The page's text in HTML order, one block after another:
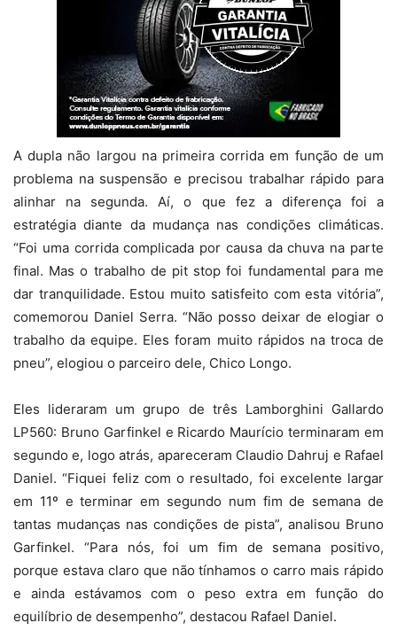
A dupla não largou na primeira corrida em função de um
problema na suspensão e precisou trabalhar rápido para
alinhar na segunda. Aí, o que fez a diferença foi a
estratégia diante da mudança nas condições climáticas.
“Foi uma corrida complicada por causa da chuva na parte
final. Mas o trabalho de pit stop foi fundamental para me
dar tranquilidade. Estou muito satisfeito com esta vitória”,
comemorou Daniel Serra. “Não posso deixar de elogiar o
trabalho da equipe. Eles foram muito rápidos na troca de
pneu”, elogiou o parceiro dele, Chico Longo.
Eles lideraram um grupo de três Lamborghini Gallardo
LP560: Bruno Garfinkel e Ricardo Maurício terminaram em
segundo e, logo atrás, apareceram Claudio Dahruj e Rafael
Daniel. “Fiquei feliz com o resultado, foi excelente largar
em 11º e terminar em segundo num fim de semana de
tantas mudanças nas condições de pista”, analisou Bruno
Garfinkel. “Para nós, foi um fim de semana positivo,
porque estava claro que não tínhamos o carro mais rápido
e ainda estávamos com o peso extra em função do
equilíbrio de desempenho”, destacou Rafael Daniel.